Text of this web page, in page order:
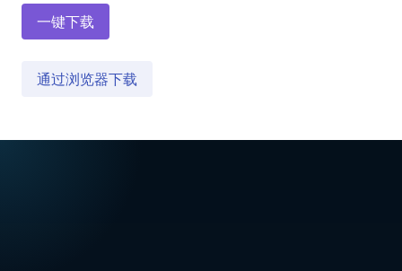
一键下载
通过浏览器下载